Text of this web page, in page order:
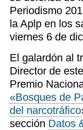
Periodismo
la Aplp en los
viernes 6 de
El galardón al
Director de
Premio
«Bosques de
del narcotráfico
sección Datos